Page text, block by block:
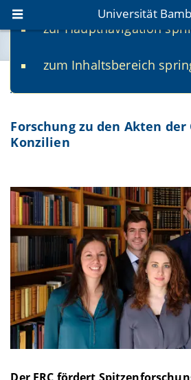
zur Hauptnavigation
zum Inhaltsbereich
Universität
www.uni-
ACO
Forschung zu den Akten
Konzilien